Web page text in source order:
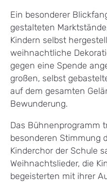
Ein besonderer
gestalteten
Kindern selbst
weihnachtliche
gegen eine Spende
großen, selbst
auf dem gesamten
Bewunderung.
Das Bühnenprogramm
besonderen Stimmung
Kinderchor der Schule
Weihnachtslieder, die
begeisterten mit ihrer